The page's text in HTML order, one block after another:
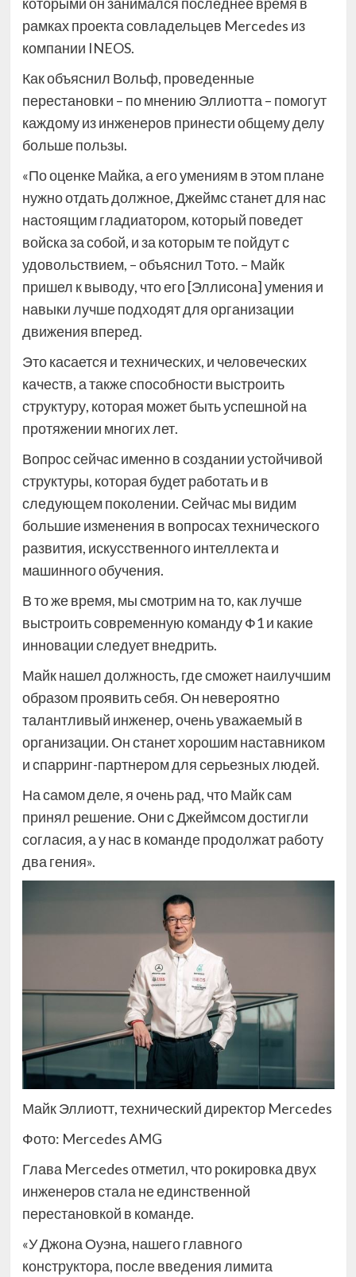
рамках проекта совладельцев Mercedes из
компании INEOS.
Как объяснил Вольф, проведенные
перестановки – по мнению Эллиотта – помогут
каждому из инженеров принести общему делу
больше пользы.
«По оценке Майка, а его умениям в этом плане
нужно отдать должное, Джеймс станет для нас
настоящим гладиатором, который поведет
войска за собой, и за которым те пойдут с
удовольствием, – объяснил Тото. – Майк
пришел к выводу, что его [Эллисона] умения и
навыки лучше подходят для организации
движения вперед.
Это касается и технических, и человеческих
качеств, а также способности выстроить
структуру, которая может быть успешной на
протяжении многих лет.
Вопрос сейчас именно в создании устойчивой
структуры, которая будет работать и в
следующем поколении. Сейчас мы видим
большие изменения в вопросах технического
развития, искусственного интеллекта и
машинного обучения.
В то же время, мы смотрим на то, как лучше
выстроить современную команду Ф1 и какие
инновации следует внедрить.
Майк нашел должность, где сможет наилучшим
образом проявить себя. Он невероятно
талантливый инженер, очень уважаемый в
организации. Он станет хорошим наставником
и спарринг-партнером для серьезных людей.
На самом деле, я очень рад, что Майк сам
принял решение. Они с Джеймсом достигли
согласия, а у нас в команде продолжат работу
два гения».
Майк Эллиотт, технический директор Mercedes
Фото: Mercedes AMG
Глава Mercedes отметил, что рокировка двух
инженеров стала не единственной
перестановкой в команде.
«У Джона Оуэна, нашего главного
конструктора, после введения лимита